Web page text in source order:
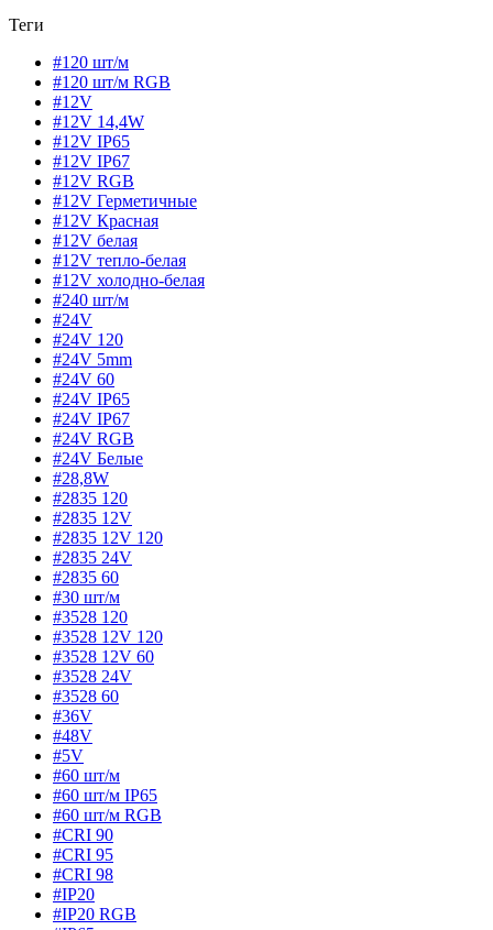
Теги
#120 шт/м
#120 шт/м RGB
#12V
#12V 14,4W
#12V IP65
#12V IP67
#12V RGB
#12V Герметичные
#12V Красная
#12V белая
#12V тепло-белая
#12V холодно-белая
#240 шт/м
#24V
#24V 120
#24V 5mm
#24V 60
#24V IP65
#24V IP67
#24V RGB
#24V Белые
#28,8W
#2835 120
#2835 12V
#2835 12V 120
#2835 24V
#2835 60
#30 шт/м
#3528 120
#3528 12V 120
#3528 12V 60
#3528 24V
#3528 60
#36V
#48V
#5V
#60 шт/м
#60 шт/м IP65
#60 шт/м RGB
#CRI 90
#CRI 95
#CRI 98
#IP20
#IP20 RGB